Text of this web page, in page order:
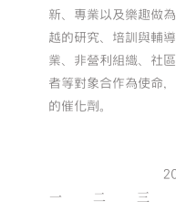
新、專業以及樂趣做
越的研究、培訓與輔
業、非營利組織、社
者等對象合作為使命
的催化劑。
一 二 三